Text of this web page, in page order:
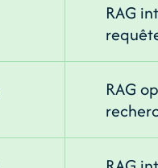
RAG
RAG